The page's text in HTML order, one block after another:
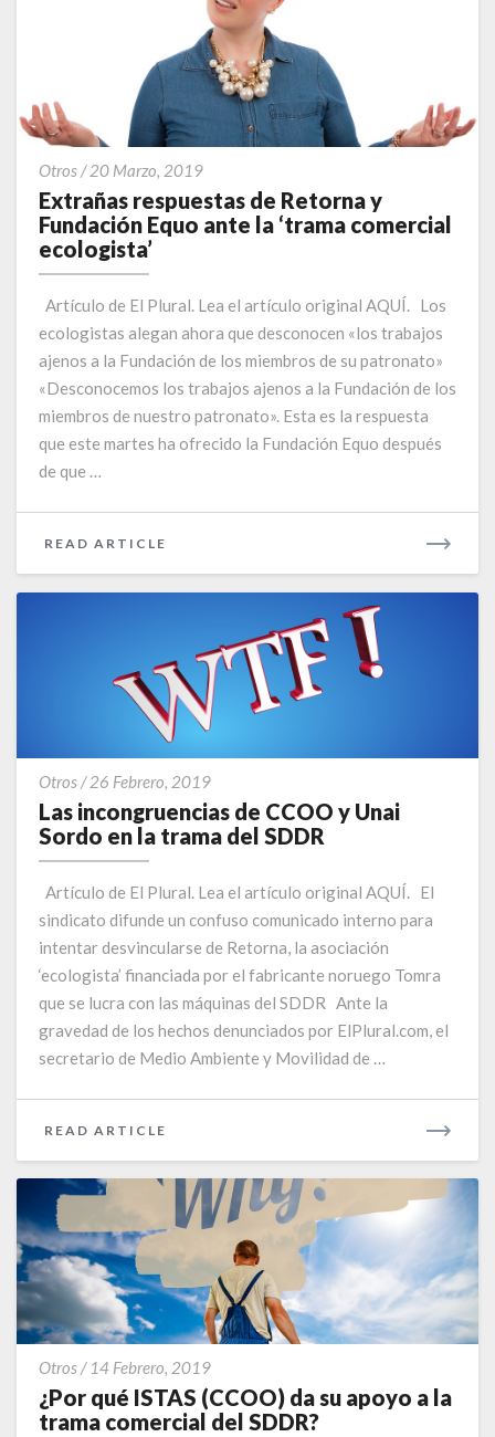
Otros/20 Marzo, 2019Extrañas
respuestas
de
Equo
ante
la
‘trama
comercial
ecologista’
Extrañas respuestas de Retorna y
Fundación Equo ante la ‘trama comercial
ecologista’
Artículo de El Plural. Lea el artículo original AQUÍ. Los
ecologistas alegan ahora que desconocen «los trabajos
ajenos a la Fundación de los miembros de su patronato»
«Desconocemos los trabajos ajenos a la Fundación de los
miembros de nuestro patronato». Esta es la respuesta
que este martes ha ofrecido la Fundación Equo después
de que …
READ ARTICLE
Otros /26 Febrero, 2019Las
incongruencias
de
Unai
Sordo
en
la
trama
del
Las incongruencias de CCOO y Unai
Sordo en la trama del SDDR
Artículo de El Plural. Lea el artículo original AQUÍ. El
sindicato difunde un confuso comunicado interno para
intentar desvincularse de Retorna, la asociación
‘ecologista’ financiada por el fabricante noruego Tomra
que se lucra con las máquinas del SDDR Ante la
gravedad de los hechos denunciados por ElPlural.com, el
secretario de Medio Ambiente y Movilidad de …
READ ARTICLE
Otros/ 14 Febrero, 2019¿Por
qué
ISTAS
¿Por qué ISTAS (CCOO) da su apoyo a la
trama comercial del SDDR?